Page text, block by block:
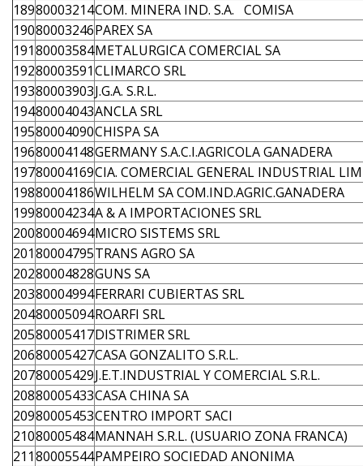
18980003214COM. MINERA IND. S.A. COMISA
19080003246PAREX SA
19180003584METALURGICA COMERCIAL SA
19280003591CLIMARCO SRL
19380003903J.G.A. S.R.L.
19480004043ANCLA SRL
19580004090CHISPA SA
19680004148GERMANY S.A.C.I.AGRICOLA GANADERA
19780004169CIA. COMERCIAL GENERAL INDUSTRIAL
19880004186WILHELM SA COM.IND.AGRIC.GANADERA
19980004234A & A IMPORTACIONES SRL
20080004694MICRO SISTEMS SRL
20180004795TRANS AGRO SA
20280004828GUNS SA
20380004994FERRARI CUBIERTAS SRL
20480005094ROARFI SRL
20580005417DISTRIMER SRL
20680005427CASA GONZALITO S.R.L.
20780005429J.E.T.INDUSTRIAL Y COMERCIAL S.R.L.
20880005433CASA CHINA SA
20980005453CENTRO IMPORT SACI
21080005484MANNAH S.R.L. (USUARIO ZONA FRANCA)
21180005544PAMPEIRO SOCIEDAD ANONIMA